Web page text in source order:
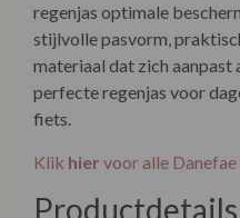
regenjas optimale
stijlvolle pasvorm,
materiaal dat zich aanpast
perfecte regenjas voor
fiets.
Klik hier voor alle Danefae